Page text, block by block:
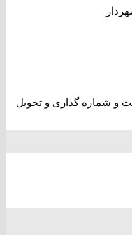
و شماره گذاری و تحویل